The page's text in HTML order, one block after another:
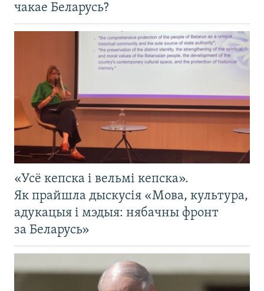
чакае Беларусь?
«Усё кепска і вельмі кепска».
Як прайшла дыскусія «Мова, культура,
адукацыя і мэдыя: нябачны фронт
за Беларусь»